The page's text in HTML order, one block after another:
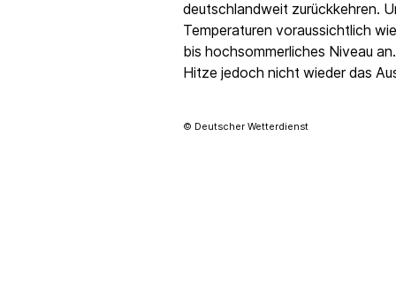
deutschlandweit zurückkehren.
Temperaturen voraussichtlich
bis hochsommerliches Niveau
Hitze jedoch nicht wieder das
© Deutscher Wetterdienst